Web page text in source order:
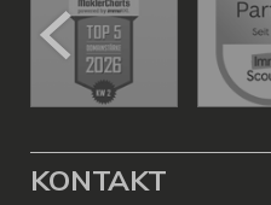
KONTAKT